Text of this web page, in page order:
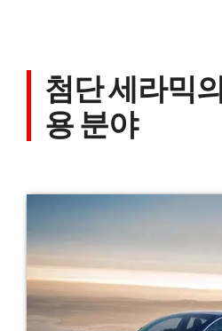
첨단 세라믹
용 분야